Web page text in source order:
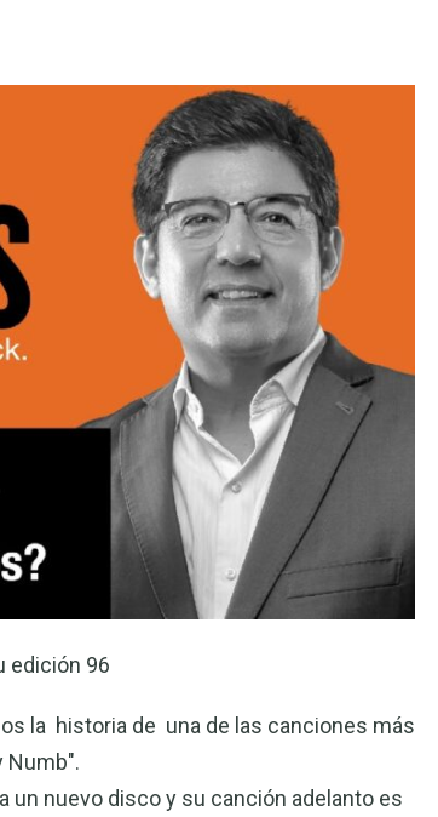
edición 96
la historia de una de las canciones más
Numb".
un nuevo disco y su canción adelanto es